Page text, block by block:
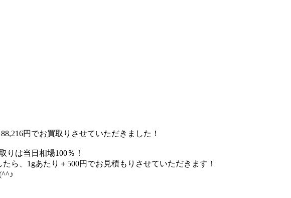
円でお買取りさせていただきました！
りは当日相場100％！
ら、1gあたり＋500円でお見積もりさせていただきます！